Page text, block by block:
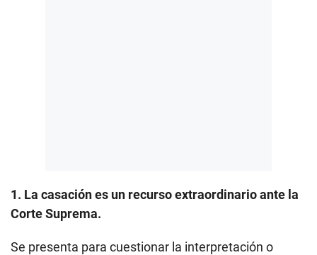
1. La casación es un recurso extraordinario ante la
Corte Suprema.
Se presenta para cuestionar la interpretación o